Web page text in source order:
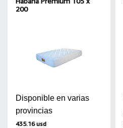
200
Disponible en varias
provincias
435.16 usd